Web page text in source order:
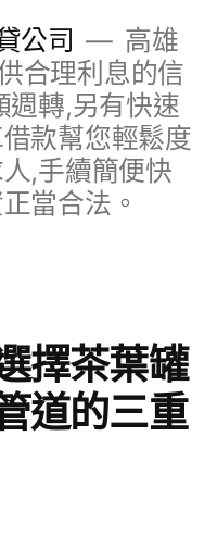
公司
高雄
合理利息的信
週轉,另有快速
款幫您輕鬆度
,手續簡便快
當合法。
擇茶葉罐
道的三重